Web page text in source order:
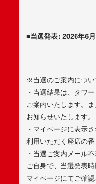
■当選発表 : 2026年6
※当選のご案内につい
・当選結果は、タワ
ご案内いたします。
お知らせいたします。
・マイページに表示
利用いただく座席の番
・当選ご案内メール
ご自身で、当選発表
マイページにてご確認